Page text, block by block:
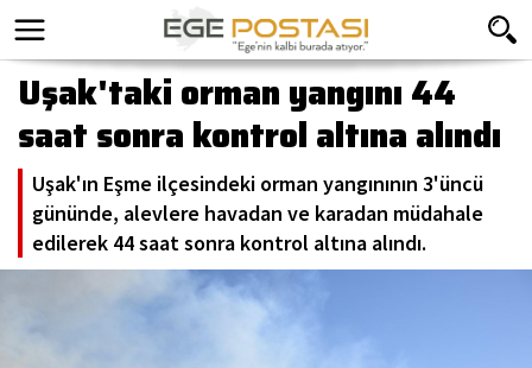
Uşak'taki orman yangını 44
saat sonra kontrol altına alındı
Uşak'ın Eşme ilçesindeki orman yangınının 3'üncü
gününde, alevlere havadan ve karadan müdahale
edilerek 44 saat sonra kontrol altına alındı.